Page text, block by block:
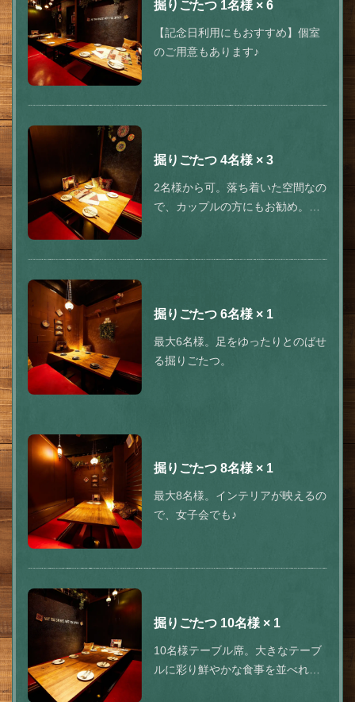
掘りごたつ 1名様 × 6
【記念日利用にもおすすめ】個室
のご用意もあります♪
掘りごたつ 4名様 × 3
2名様から可。落ち着いた空間なの
で、カップルの方にもお勧め。お
掘りごたつ 6名様 × 1
最大6名様。足をゆったりとのばせ
る掘りごたつ。
掘りごたつ 8名様 × 1
最大8名様。インテリアが映えるの
で、女子会でも♪
掘りごたつ 10名様 × 1
10名様テーブル席。大きなテーブ
ルに彩り鮮やかな食事を並べれ